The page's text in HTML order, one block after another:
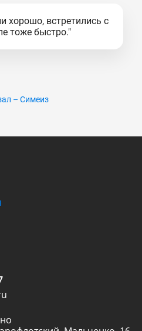
хорошо, встретились с
тоже быстро."
– Симеиз